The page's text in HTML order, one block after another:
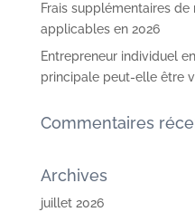
Frais supplémentaires de
applicables en 2026
Entrepreneur individuel
principale peut-elle être
Commentaires
Archives
juillet 2026